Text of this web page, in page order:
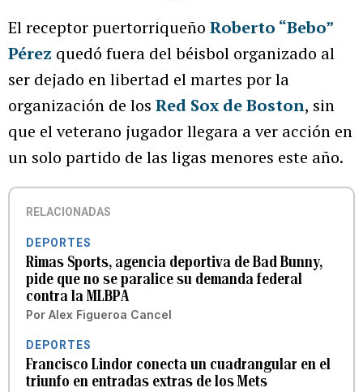
El receptor puertorriqueño Roberto “Bebo”
Pérez quedó fuera del béisbol organizado al
ser dejado en libertad el martes por la
organización de los Red Sox de Boston, sin
que el veterano jugador llegara a ver acción en
un solo partido de las ligas menores este año.
RELACIONADAS
DEPORTES
Rimas Sports, agencia deportiva de Bad Bunny,
pide que no se paralice su demanda federal
contra la MLBPA
Por Alex Figueroa Cancel
DEPORTES
Francisco Lindor conecta un cuadrangular en el
triunfo en entradas extras de los Mets